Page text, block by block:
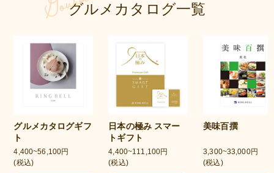
グルメカタログ一覧
グルメカタログギフ
ト
4,400~56,100円
(税込)
日本の極み スマー
トギフト
4,400~111,100円
(税込)
美味百撰
3,300~33,000円
(税込)